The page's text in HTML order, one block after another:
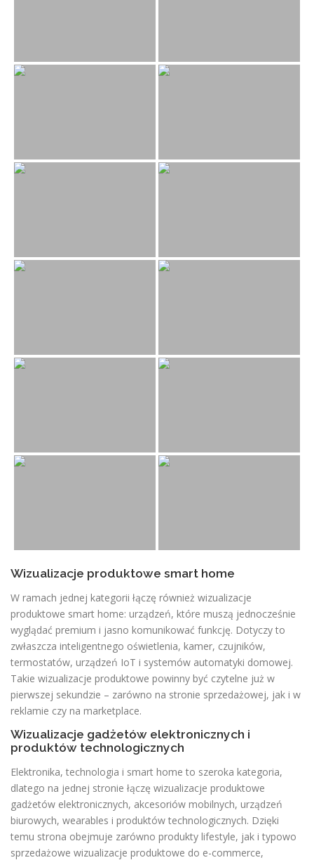
Wizualizacje produktowe smart home
W ramach jednej kategorii łączę również wizualizacje
produktowe smart home: urządzeń, które muszą jednocześnie
wyglądać premium i jasno komunikować funkcję. Dotyczy to
zwłaszcza inteligentnego oświetlenia, kamer, czujników,
termostatów, urządzeń IoT i systemów automatyki domowej.
Takie wizualizacje produktowe powinny być czytelne już w
pierwszej sekundzie – zarówno na stronie sprzedażowej, jak i w
reklamie czy na marketplace.
Wizualizacje gadżetów elektronicznych i
produktów technologicznych
Elektronika, technologia i smart home to szeroka kategoria,
dlatego na jednej stronie łączę wizualizacje produktowe
gadżetów elektronicznych, akcesoriów mobilnych, urządzeń
biurowych, wearables i produktów technologicznych. Dzięki
temu strona obejmuje zarówno produkty lifestyle, jak i typowo
sprzedażowe wizualizacje produktowe do e-commerce,